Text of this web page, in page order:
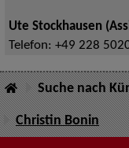
Ute Stockhausen
Telefon: +49 228
Suche nach
Christin Bonin